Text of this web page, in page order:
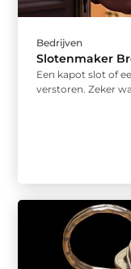
Bedrijven
Slotenmaker
Een kapot slot of
verstoren. Zeker